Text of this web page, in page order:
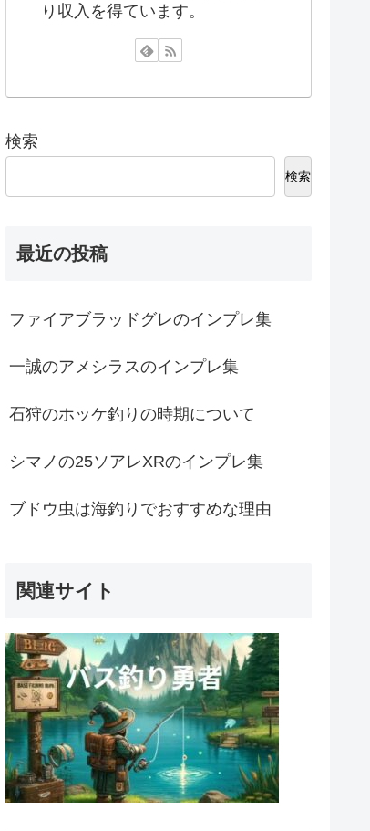
り収入を得ています。
検索
検索
最近の投稿
ファイアブラッドグレのインプレ集
一誠のアメシラスのインプレ集
石狩のホッケ釣りの時期について
シマノの25ソアレXRのインプレ集
ブドウ虫は海釣りでおすすめな理由
関連サイト